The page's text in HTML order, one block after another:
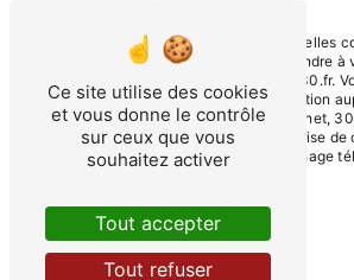
** Les données personnelles
dans le seul but de répondre
Beaucaire contact@svi30.fr.
d’introduire une réclamation
Nord, 505 Av. Jean Monnet,
pendant la période de prise
d'opposition au démarchage
Ce site utilise des cookies
et vous donne le contrôle
sur ceux que vous
souhaitez activer
Tout accepter
Tout refuser